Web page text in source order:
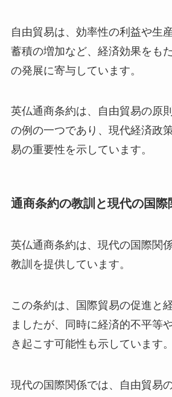
自由貿易は、効率性の利益や生
蓄積の増加など、経済効果をも
の発展に寄与しています。
英仏通商条約は、自由貿易の原
の例の一つであり、現代経済政
易の重要性を示しています。
通商条約の教訓と現代の国際
英仏通商条約は、現代の国際関
教訓を提供しています。
この条約は、国際貿易の促進と
ましたが、同時に経済的不平等
き起こす可能性も示しています。
現代の国際関係では、自由貿易